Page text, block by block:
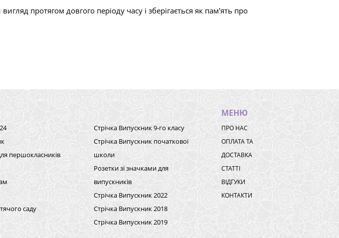
протягом довгого періоду часу і зберігається як пам'ять про
першокласників
саду
Стрічка Випускник 9-го класу
Стрічка Випускник початкової
школи
Розетки зі значками для
випускників
Стрічка Випускник 2022
Стрічка Випускник 2018
Стрічка Випускник 2019
МЕНЮ
ПРО НАС
ОПЛАТА ТА
ДОСТАВКА
СТАТТІ
ВІДГУКИ
КОНТАКТИ